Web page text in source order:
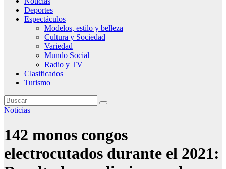
Deportes
Espectáculos
Modelos, estilo y belleza
Cultura y Sociedad
Variedad
Mundo Social
Radio y TV
Clasificados
Turismo
Noticias
142 monos congos
electrocutados durante el 2021: